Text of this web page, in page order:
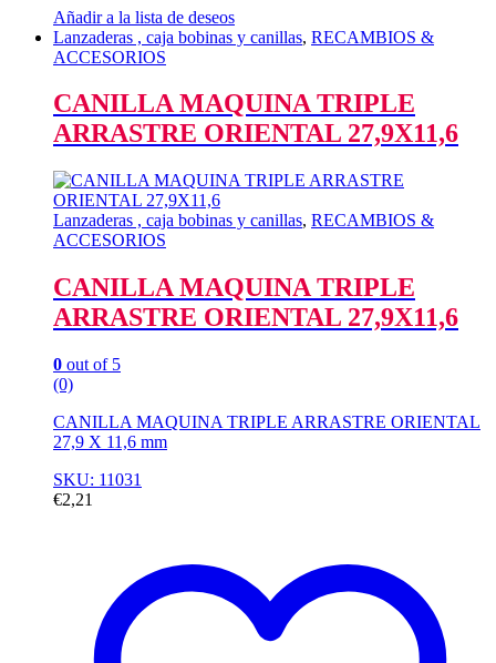
Añadir a la lista de deseos
Lanzaderas , caja bobinas y canillas, RECAMBIOS &
ACCESORIOS
CANILLA MAQUINA TRIPLE
ARRASTRE ORIENTAL 27,9X11,6
Lanzaderas , caja bobinas y canillas, RECAMBIOS &
ACCESORIOS
CANILLA MAQUINA TRIPLE
ARRASTRE ORIENTAL 27,9X11,6
0 out of 5
(0)
CANILLA MAQUINA TRIPLE ARRASTRE ORIENTAL
27,9 X 11,6 mm
SKU: 11031
€2,21